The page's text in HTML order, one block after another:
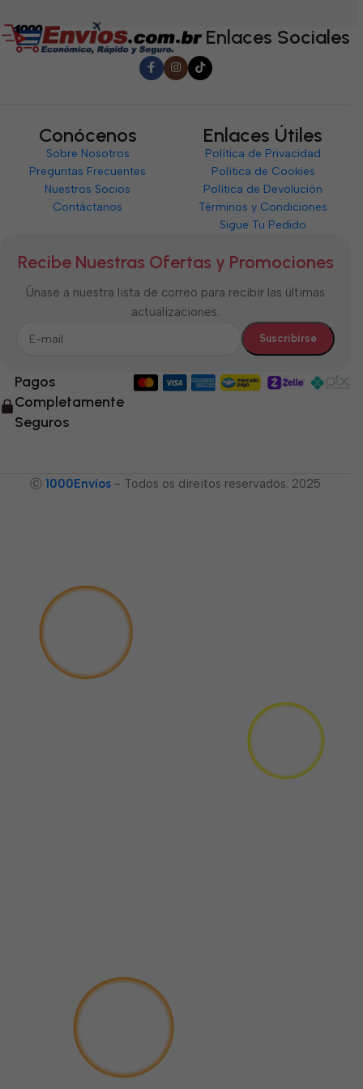
Enlaces Sociales
Conócenos
Sobre Nosotros
Preguntas Frecuentes
Nuestros Socios
Contáctanos
Enlaces Útiles
Política de Privacidad
Política de Cookies
Política de Devolución
Términos y Condiciones
Sigue Tu Pedido
Recibe Nuestras Ofertas y Promociones
Únase a nuestra lista de correo para recibir las últimas
actualizaciones.
Pagos
Completamente
Seguros
Ⓒ 1000Envíos - Todos os direitos reservados. 2025